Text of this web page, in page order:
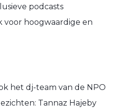
podcasts
voor hoogwaardige en
het dj-team van de NPO
Tannaz Hajeby